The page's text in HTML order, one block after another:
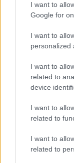
I want to
Google for
I want to
personalized
I want to
related to
device
I want to
related to
I want to
related to
Tűrömfű